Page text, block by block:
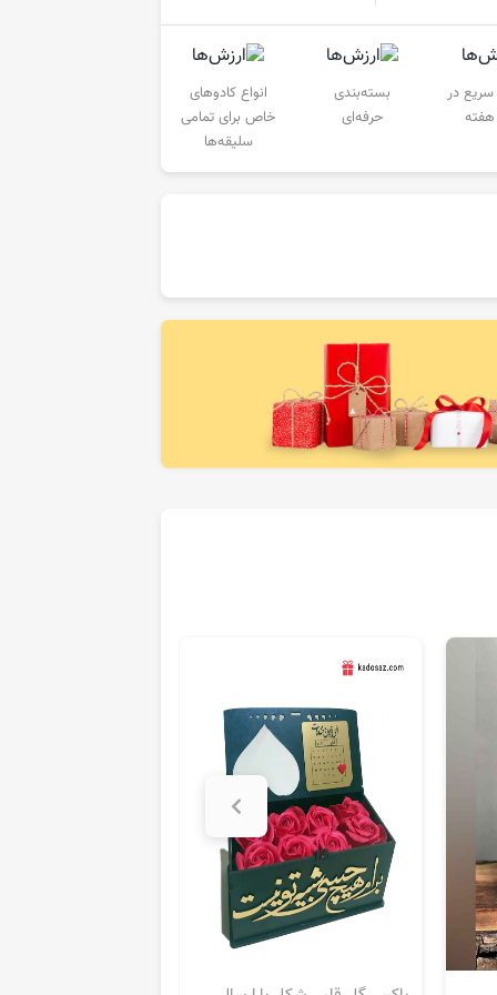
سریع در
بسته‌بندی
حرفه‌ای
انواع کادوهای
خاص برای تمامی
سلیقه‌ها